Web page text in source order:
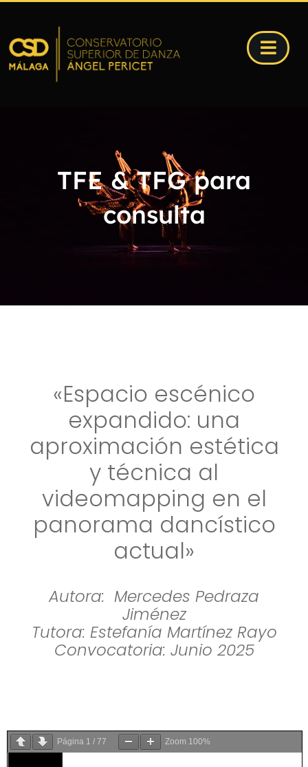
TFE & TFG para
consulta
«Espacio escénico
expandido: una
aproximación estética
y técnica al
videomapping en el
panorama dancístico
actual»
Autora: Mercedes Pedraza
Jiménez
Tutora: Estefanía Martínez Rayo
Convocatoria: Junio 2025
Página 1 / 77 Zoom 100%